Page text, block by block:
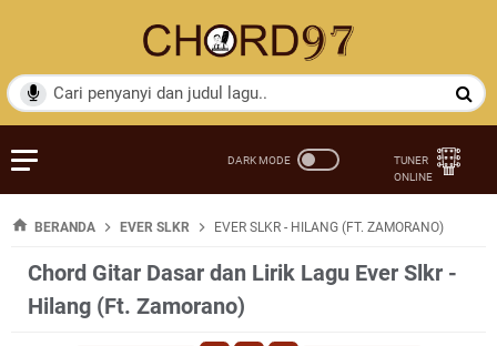
BERANDA EVER SLKR EVER SLKR - HILANG (FT. ZAMORANO)
Chord Gitar Dasar dan Lirik Lagu Ever Slkr -
Hilang (Ft. Zamorano)